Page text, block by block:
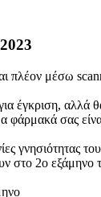
μέσω
έγκριση,
φάρμακά σας
γνησιότητας
στο 2ο εξάμηνο